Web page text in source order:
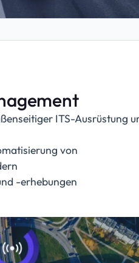
ITS-Ausrüstung
von
-erhebungen